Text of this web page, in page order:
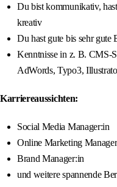
Du bist kommunikativ,
kreativ
Du hast gute bis sehr gute
Kenntnisse in z. B. CMS-
AdWords, Typo3,
Karriereaussichten:
Social Media Manager:in
Online Marketing
Brand Manager:in
und weitere spannende